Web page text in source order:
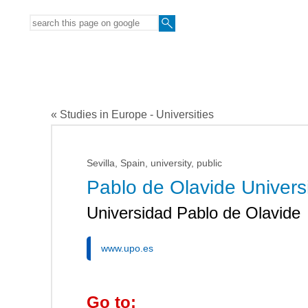
« Studies in Europe - Universities
Sevilla, Spain, university, public
Pablo de Olavide
Universidad Pablo de Olavide
www.upo.es
Go to: